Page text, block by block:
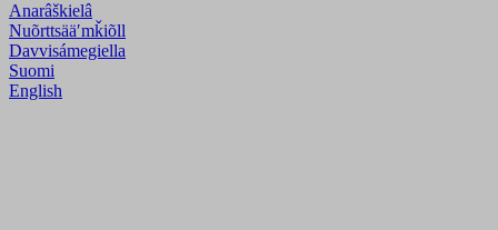
Anarâškielâ
Nuõrttsääʹmǩiõll
Davvisámegiella
Suomi
English